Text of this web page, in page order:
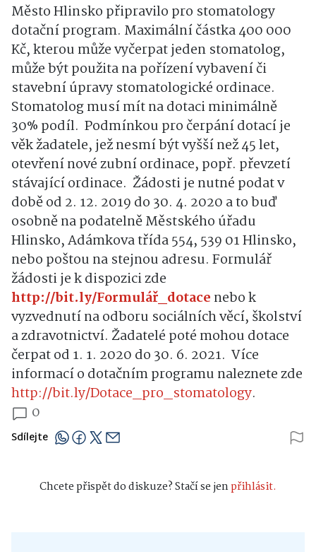
Město Hlinsko připravilo pro stomatology
dotační program. Maximální částka 400 000
Kč, kterou může vyčerpat jeden stomatolog,
může být použita na pořízení vybavení či
stavební úpravy stomatologické ordinace.
Stomatolog musí mít na dotaci minimálně
30% podíl. Podmínkou pro čerpání dotací je
věk žadatele, jež nesmí být vyšší než 45 let,
otevření nové zubní ordinace, popř. převzetí
stávající ordinace. Žádosti je nutné podat v
době od 2. 12. 2019 do 30. 4. 2020 a to buď
osobně na podatelně Městského úřadu
Hlinsko, Adámkova třída 554, 539 01 Hlinsko,
nebo poštou na stejnou adresu. Formulář
žádosti je k dispozici zde
http://bit.ly/Formulář_dotace nebo k
vyzvednutí na odboru sociálních věcí, školství
a zdravotnictví. Žadatelé poté mohou dotace
čerpat od 1. 1. 2020 do 30. 6. 2021. Více
informací o dotačním programu naleznete zde
http://bit.ly/Dotace_pro_stomatology.
0
Sdílejte
Chcete přispět do diskuze? Stačí se jenpřihlásit.